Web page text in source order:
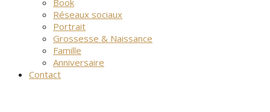
Book
Réseaux sociaux
Portrait
Grossesse & Naissance
Famille
Anniversaire
Contact